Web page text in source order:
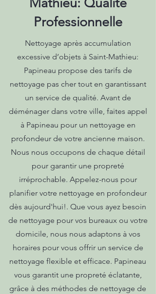
Professionnelle
Nettoyage après accumulation
excessive d’objets à Saint-Mathieu:
Papineau propose des tarifs de
nettoyage pas cher tout en garantissant
un service de qualité. Avant de
déménager dans votre ville, faites appel
à Papineau pour un nettoyage en
profondeur de votre ancienne maison.
Nous nous occupons de chaque détail
pour garantir une propreté
irréprochable. Appelez-nous pour
planifier votre nettoyage en profondeur
dès aujourd'hui!. Que vous ayez besoin
de nettoyage pour vos bureaux ou votre
domicile, nous nous adaptons à vos
horaires pour vous offrir un service de
nettoyage flexible et efficace. Papineau
vous garantit une propreté éclatante,
grâce à des méthodes de nettoyage de